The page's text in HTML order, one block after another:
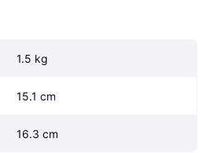
1.5 kg
15.1 cm
16.3 cm